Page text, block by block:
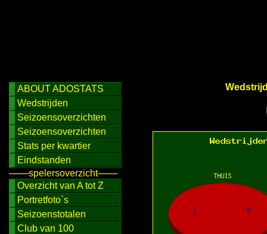
ABOUT ADOSTATS
Wedstrijden
Seizoensoverzichten
Seizoensoverzichten
Stats per kwartier
Eindstanden
───spelersoverzicht───
Overzicht van A tot Z
Portretfoto`s
Seizoenstotalen
Club van 100